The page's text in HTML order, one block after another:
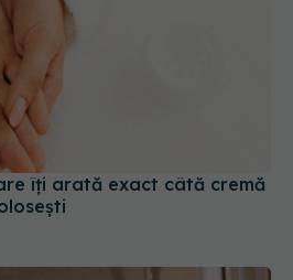
îți arată exact câtă cremă